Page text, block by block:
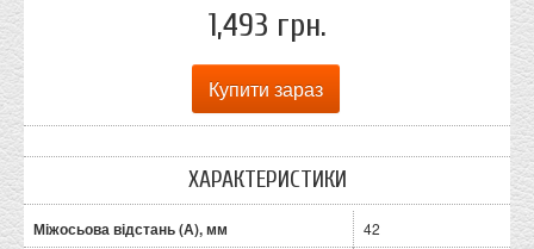
1,493 грн.
ХАРАКТЕРИСТИКИ
Міжосьова відстань (А), мм 42